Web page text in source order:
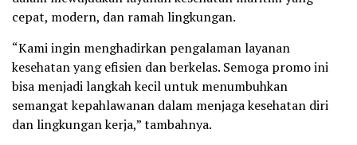
cepat, modern, dan ramah lingkungan.
“Kami ingin menghadirkan pengalaman layanan
kesehatan yang efisien dan berkelas. Semoga promo ini
bisa menjadi langkah kecil untuk menumbuhkan
semangat kepahlawanan dalam menjaga kesehatan diri
dan lingkungan kerja,” tambahnya.